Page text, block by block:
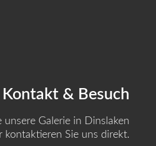
Kontakt & Besuch
unsere Galerie in Dinslaken
kontaktieren Sie uns direkt.